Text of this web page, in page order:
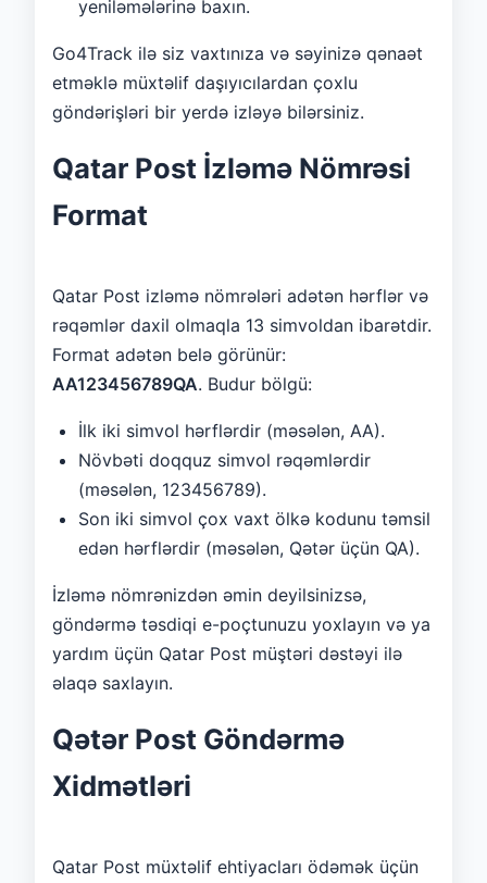
yeniləmələrinə baxın.
Go4Track ilə siz vaxtınıza və səyinizə qənaət
etməklə müxtəlif daşıyıcılardan çoxlu
göndərişləri bir yerdə izləyə bilərsiniz.
Qatar Post İzləmə Nömrəsi
Format
Qatar Post izləmə nömrələri adətən hərflər və
rəqəmlər daxil olmaqla 13 simvoldan ibarətdir.
Format adətən belə görünür:
AA123456789QA. Budur bölgü:
İlk iki simvol hərflərdir (məsələn, AA).
Növbəti doqquz simvol rəqəmlərdir
(məsələn, 123456789).
Son iki simvol çox vaxt ölkə kodunu təmsil
edən hərflərdir (məsələn, Qətər üçün QA).
İzləmə nömrənizdən əmin deyilsinizsə,
göndərmə təsdiqi e-poçtunuzu yoxlayın və ya
yardım üçün Qatar Post müştəri dəstəyi ilə
əlaqə saxlayın.
Qətər Post Göndərmə
Xidmətləri
Qatar Post müxtəlif ehtiyacları ödəmək üçün